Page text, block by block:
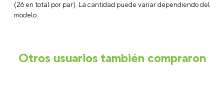
(26 en total por par). La cantidad puede variar dependiendo del
modelo.
Otros usuarios también compraron